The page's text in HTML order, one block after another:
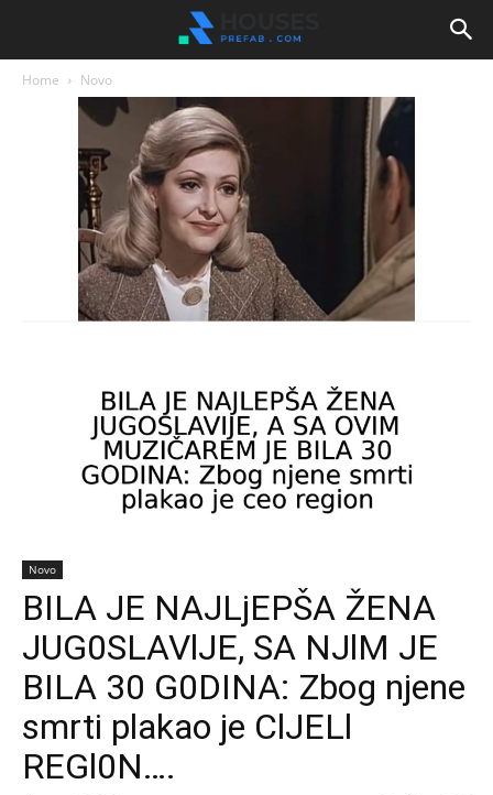
Home Novo
Novo
BILA JE NAJLjEPŠA ŽENA
JUG0SLAVlJE, SA NJlM JE
BILA 30 G0DINA: Zbog njene
smrti plakao je ClJELl
REGl0N….